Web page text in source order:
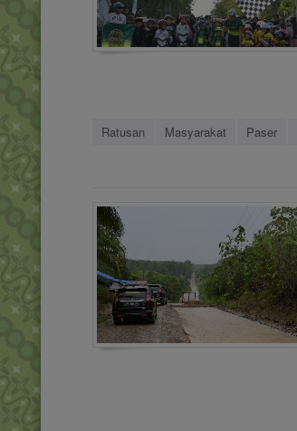
Ratusan Masyarakat Paser